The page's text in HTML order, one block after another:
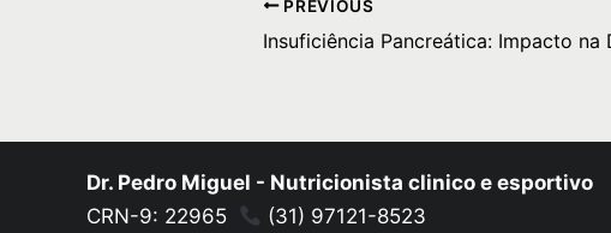
PREVIOUS
Dr. Pedro Miguel - Nutricionista clinico e esportivo
CRN-9: 22965
(31) 97121-8523